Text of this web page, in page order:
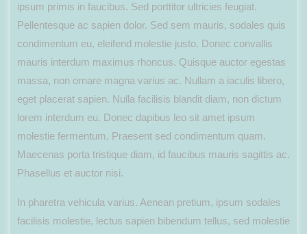
ipsum primis in faucibus. Sed porttitor ultricies feugiat.
Pellentesque ac sapien dolor. Sed sem mauris, sodales quis
condimentum eu, eleifend molestie justo. Donec convallis
mauris interdum maximus rhoncus. Quisque auctor egestas
massa, non ornare magna varius ac. Nullam a iaculis libero,
eget placerat sapien. Nulla facilisis blandit diam, non dictum
lorem interdum eu. Donec dapibus leo sit amet ipsum
molestie fermentum. Praesent sed condimentum quam.
Maecenas porta tristique diam, id faucibus mauris sagittis ac.
Phasellus et auctor nisi.
In pharetra vehicula varius. Aenean pretium, ipsum sodales
facilisis molestie, lectus sapien bibendum tellus, sed molestie